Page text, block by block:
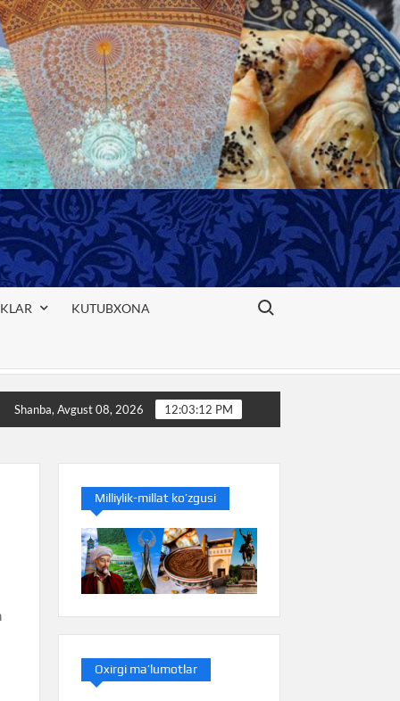
KUTUBXONA
Search for:
Baliq nimani anglatishini bilasizmi
Shanba, Avgust 08, 2026 12:03:13 PM
Milliylik-millat ko’zgusi
Oxirgi ma’lumotlar